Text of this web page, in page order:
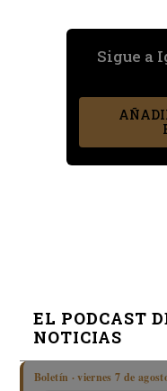
Sigue a
EL PODCAST
NOTICIAS
Boletín · viernes 7 de